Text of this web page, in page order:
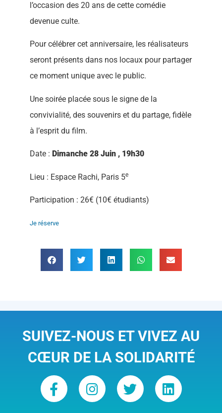
l’occasion des 20 ans de cette comédie
devenue culte.
Pour célébrer cet anniversaire, les réalisateurs
seront présents dans nos locaux pour partager
ce moment unique avec le public.
Une soirée placée sous le signe de la
convivialité, des souvenirs et du partage, fidèle
à l’esprit du film.
Date : Dimanche 28 Juin , 19h30
Lieu : Espace Rachi, Paris 5e
Participation : 26€ (10€ étudiants)
Je réserve
SUIVEZ-NOUS ET VIVEZ AU
CŒUR DE LA SOLIDARITÉ